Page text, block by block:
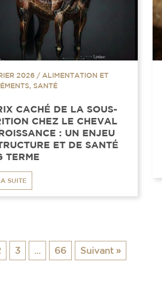
2026 / ALIMENTATION ET
SANTÉ
CACHÉ DE LA SOUS-
CHEZ LE CHEVAL
: UN ENJEU
ET DE SANTÉ
TERME
SUITE
3 66 Suivant »